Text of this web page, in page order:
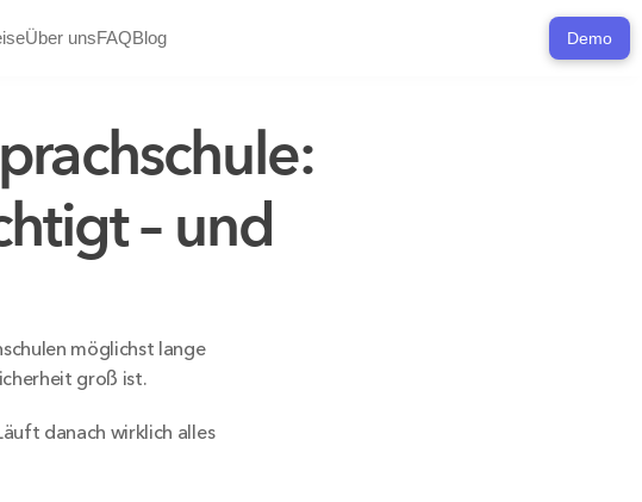
– und
möglichst lange
groß ist.
danach wirklich alles
Über unsFAQBlog Demo